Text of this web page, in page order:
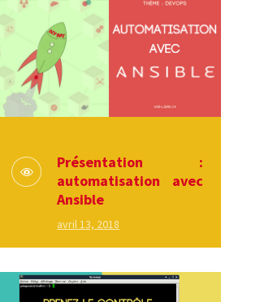
Présentation :
automatisation avec
Ansible
avril 13, 2018